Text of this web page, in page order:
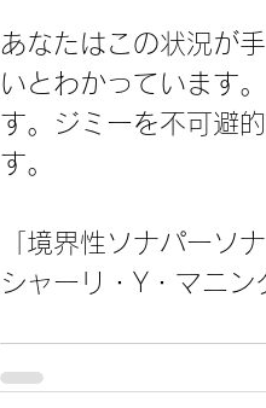
あなたはこの状況が
いとわかっています
す。ジミーを不可避
す。
「境界性ソナパーソ
シャーリ・Y・マニン